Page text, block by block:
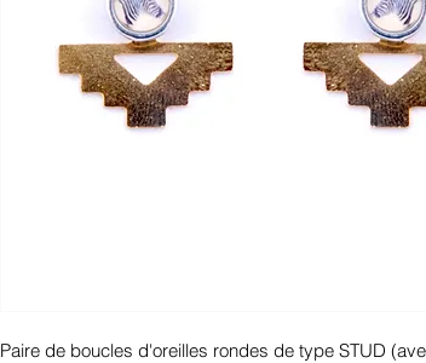
Paire de boucles d'oreilles rondes de type STUD